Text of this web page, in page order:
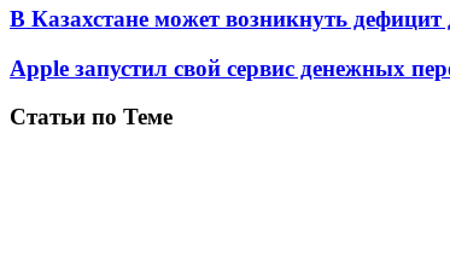
В Казахстане может возникнуть дефицит
Apple запустил свой сервис денежных
Статьи по Теме